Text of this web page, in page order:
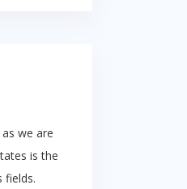
we are
is the
fields.